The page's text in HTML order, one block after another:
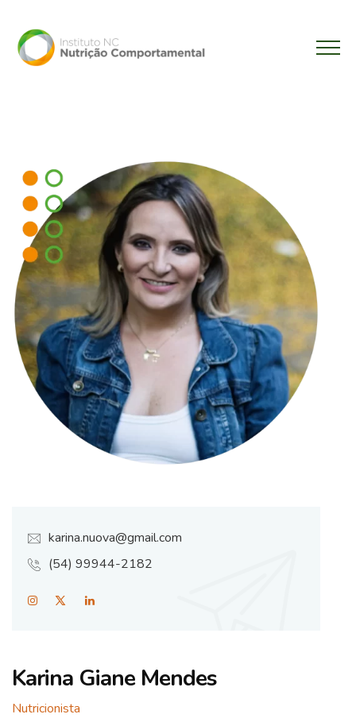
karina.nuova@gmail.com
(54) 99944-2182
Karina Giane Mendes
Nutricionista